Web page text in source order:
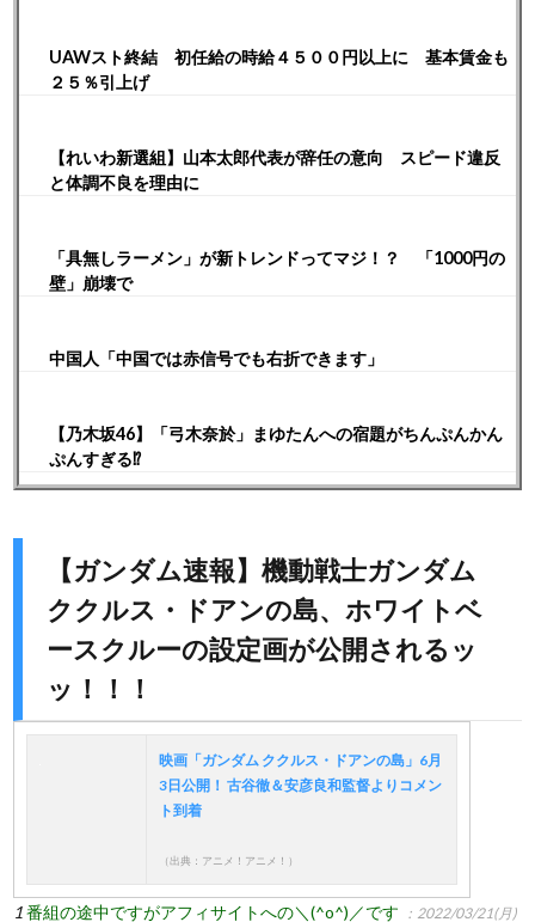
UAWスト終結 初任給の時給４５００円以上に 基本賃金も
２５％引上げ
【れいわ新選組】山本太郎代表が辞任の意向 スピード違反
と体調不良を理由に
「具無しラーメン」が新トレンドってマジ！？ 「1000円の
壁」崩壊で
中国人「中国では赤信号でも右折できます」
【乃木坂46】「弓木奈於」まゆたんへの宿題がちんぷんかん
ぷんすぎる⁉︎
【ガンダム速報】機動戦士ガンダム
ククルス・ドアンの島、ホワイトベ
ースクルーの設定画が公開されるッ
ッ！！！
映画「ガンダム ククルス・ドアンの島」6月
3日公開！ 古谷徹＆安彦良和監督よりコメン
ト到着
（出典：アニメ！アニメ！）
1番組の途中ですがアフィサイトへの＼(^o^)／です ：2022/03/21(月)